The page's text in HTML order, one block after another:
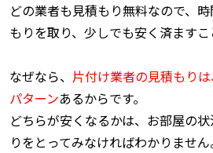
どの業者も見積もり無料なので、
もりを取り、少しでも安く済ますこ
なぜなら、 片付け業者の見積もり
パターンあるからです。
どちらが安くなるかは、お部屋の
りをとってみなければわかりませ